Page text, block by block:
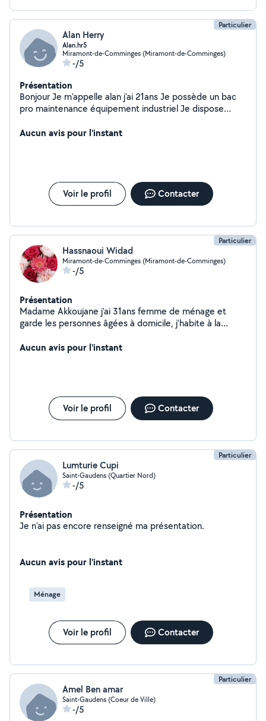
Particulier
Alan Herry
Alan.hr5
Miramont-de-Comminges (Miramont-de-Comminges)
-/5
Présentation
Bonjour Je m'appelle alan j'ai 21ans Je possède un bac
pro maintenance équipement industriel Je dispose
recherche de tout type de travaille (ménage, plonge,
Aucun avis pour l'instant
Voir le profil Contacter
Particulier
Hassnaoui Widad
Miramont-de-Comminges (Miramont-de-Comminges)
-/5
Présentation
Madame Akkoujane j'ai 31ans femme de ménage et
garde les personnes âgées à domicile, j'habite à la
Aucun avis pour l'instant
Voir le profil Contacter
Particulier
Lumturie Cupi
Saint-Gaudens (Quartier Nord)
-/5
Présentation
Je n'ai pas encore renseigné ma présentation.
Aucun avis pour l'instant
Ménage
Voir le profil Contacter
Particulier
Amel Ben amar
Saint-Gaudens (Coeur de Ville)
-/5